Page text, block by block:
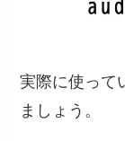
実際に使って
ましょう。